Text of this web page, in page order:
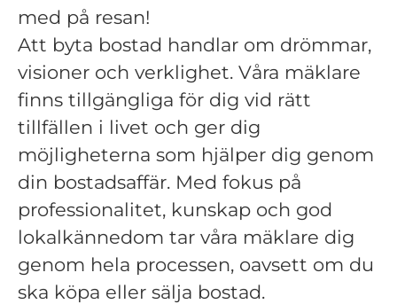
med på resan!
Att byta bostad handlar om drömmar,
visioner och verklighet. Våra mäklare
finns tillgängliga för dig vid rätt
tillfällen i livet och ger dig
möjligheterna som hjälper dig genom
din bostadsaffär. Med fokus på
professionalitet, kunskap och god
lokalkännedom tar våra mäklare dig
genom hela processen, oavsett om du
ska köpa eller sälja bostad.